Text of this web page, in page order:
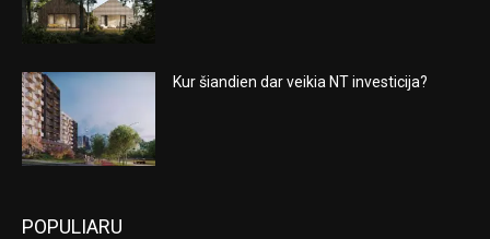
Kur šiandien dar veikia NT investicija?
POPULIARU